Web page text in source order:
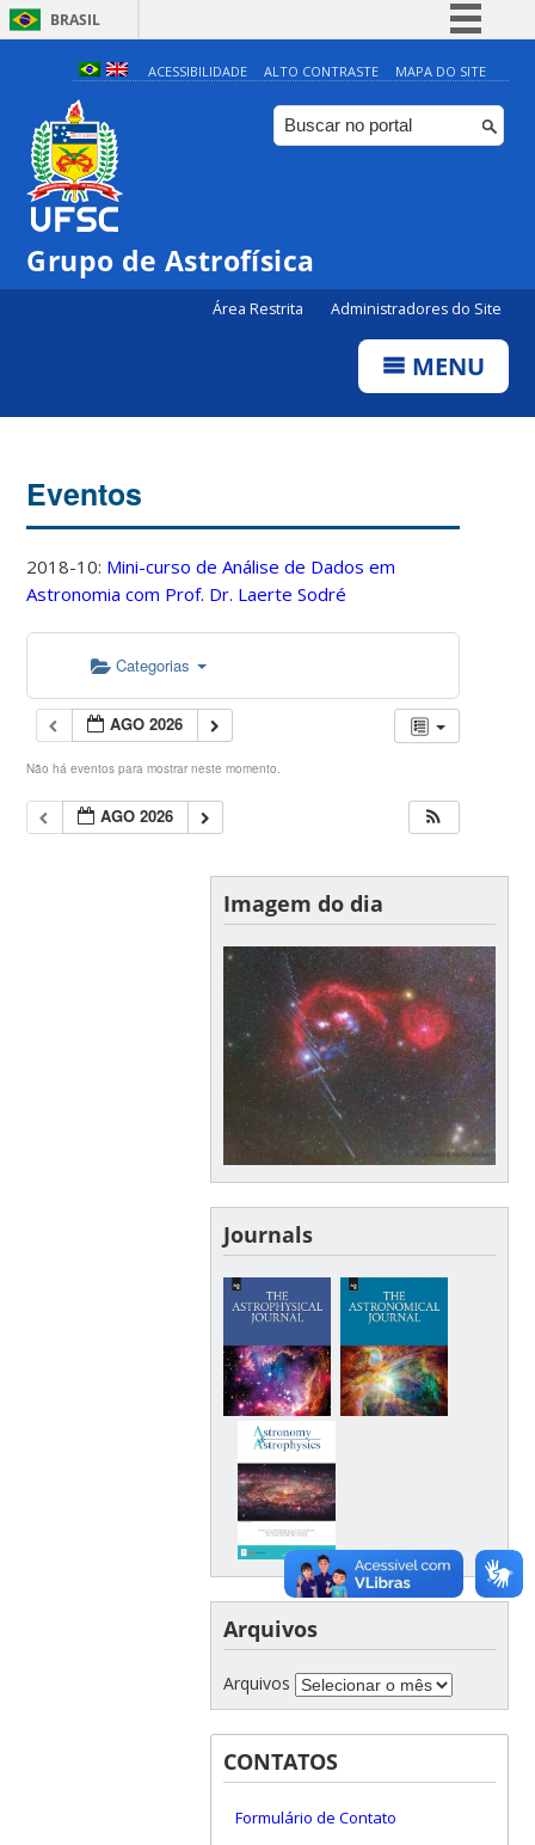
BRASIL
Simplifique!
Comunica BR
Participe
ACESSIBILIDADE ALTO CONTRASTE MAPA DO SITE
Grupo de Astrofísica
Área Restrita Administradores do Site
MENU
Eventos
2018-10: Mini-curso de Análise de Dados em
Astronomia com Prof. Dr. Laerte Sodré
Categorias
AGO 2026
Não há eventos para mostrar neste momento.
AGO 2026
Imagem do dia
Journals
Arquivos
Arquivos
CONTATOS
Formulário de Contato